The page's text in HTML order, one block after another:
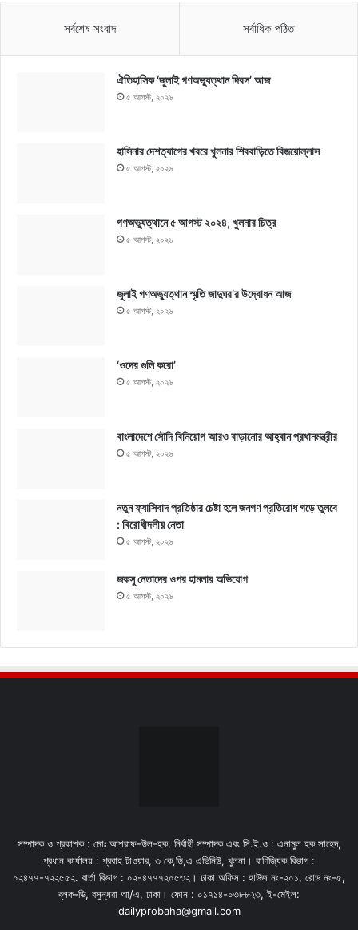
সর্বশেষ সংবাদ সর্বাধিক পঠিত
ঐতিহাসিক ‘জুলাই গণঅভ্যুত্থান দিবস’ আজ
৫ আগস্ট, ২০২৬
হাসিনার দেশত্যাগের খবরে খুলনার শিববাড়িতে বিজয়োল্লাস
৫ আগস্ট, ২০২৬
গণঅভ্যুত্থানে ৫ আগস্ট ২০২৪, খুলনার চিত্র
৫ আগস্ট, ২০২৬
জুলাই গণঅভ্যুত্থান স্মৃতি জাদুঘর’র উদ্বোধন আজ
৫ আগস্ট, ২০২৬
‘ওদের গুলি করো’
৫ আগস্ট, ২০২৬
বাংলাদেশে সৌদি বিনিয়োগ আরও বাড়ানোর আহ্বান প্রধানমন্ত্রীর
৫ আগস্ট, ২০২৬
নতুন ফ্যাসিবাদ প্রতিষ্ঠার চেষ্টা হলে জনগণ প্রতিরোধ গড়ে তুলবে
: বিরোধীদলীয় নেতা
৫ আগস্ট, ২০২৬
জকসু নেতাদের ওপর হামলার অভিযোগ
৫ আগস্ট, ২০২৬
সম্পাদক ও প্রকাশক : মোঃ আশরাফ-উল-হক, নির্বাহী সম্পাদক এবং সি.ই.ও : এনামুল হক সাহেদ,
প্রধান কার্যালয় : প্রবাহ টাওয়ার, ৩ কে,ডি,এ এভিনিউ, খুলনা। বাণিজ্যিক বিভাগ :
০২৪৭৭-৭২২৫৫২. বার্তা বিভাগ : ০২-৪৭৭৭২০৫৩২। ঢাকা অফিস : হাউজ নং-২০১, রোড নং-৫,
ব্লক-ডি, বসুন্ধরা আ/এ, ঢাকা। ফোন : ০১৭১৪-০৩৮৮২৩, ই-মেইল:
dailyprobaha@gmail.com